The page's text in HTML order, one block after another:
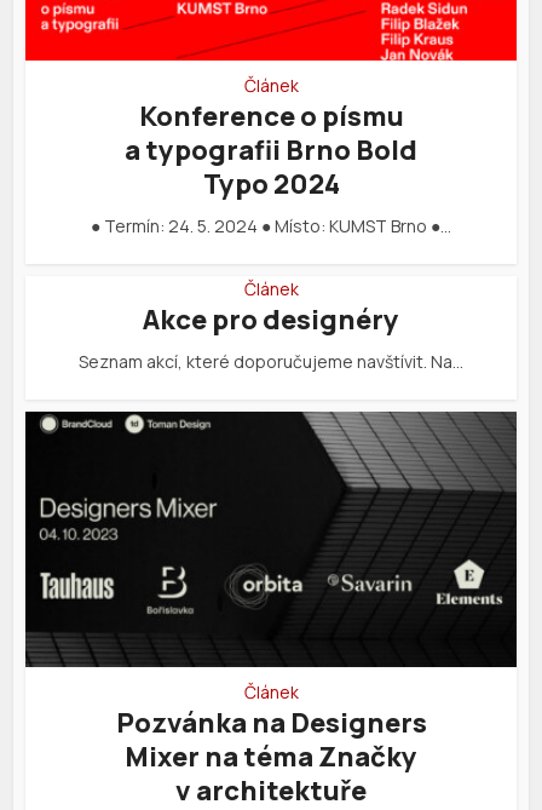
Článek
Konference o písmu
a typografii Brno Bold
Typo 2024
● Termín: 24. 5. 2024 ● Místo: KUMST Brno ●…
Článek
Akce pro designéry
Seznam akcí, které doporučujeme navštívit. Na…
Článek
Pozvánka na Designers
Mixer na téma Značky
v architektuře